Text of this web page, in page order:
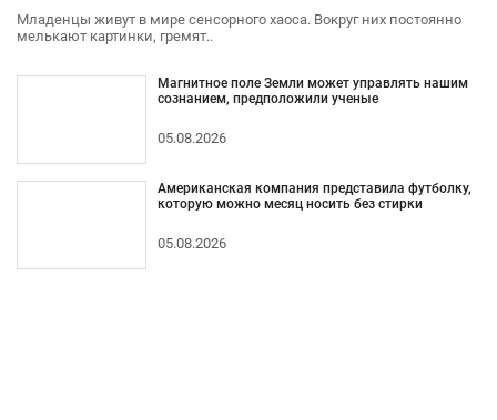
Младенцы живут в мире сенсорного хаоса. Вокруг них постоянно
мелькают картинки, гремят..
Магнитное поле Земли может управлять нашим
сознанием, предположили ученые
05.08.2026
Американская компания представила футболку,
которую можно месяц носить без стирки
05.08.2026